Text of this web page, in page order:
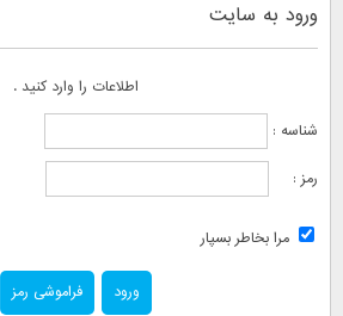
ورود به سایت
اطلاعات را وارد کنید .
شناسه :
رمز :
مرا بخاطر بسپار
فراموشی رمز